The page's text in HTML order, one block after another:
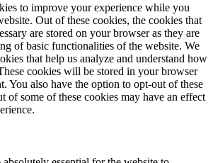
to improve your experience while you
Out of these cookies, the cookies that
are stored on your browser as they are
of basic functionalities of the website. We
that help us analyze and understand how
cookies will be stored in your browser
You also have the option to opt-out of these
of some of these cookies may have an effect